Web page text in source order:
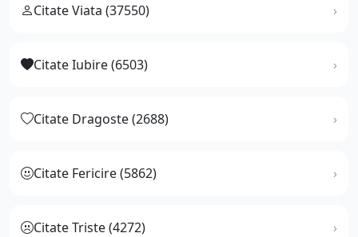
Citate Viata (37550)
Citate Iubire (6503)
Citate Dragoste (2688)
Citate Fericire (5862)
Citate Triste (4272)